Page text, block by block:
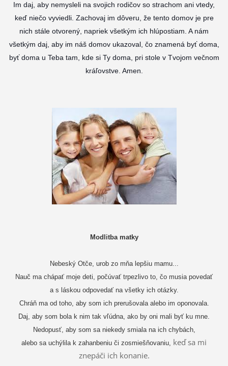
Im daj, aby nemysleli na svojich rodičov so strachom ani vtedy,
keď niečo vyviedli. Zachovaj im dôveru, že tento domov je pre
nich stále otvorený, napriek všetkým ich hlúpostiam. A nám
všetkým daj, aby im náš domov ukazoval, čo znamená byť doma,
byť doma u Teba tam, kde si Ty doma, pri stole v Tvojom večnom
kráľovstve. Amen.
Modlitba matky
Nebeský Otče, urob zo mňa lepšiu mamu...
Nauč ma chápať moje deti, počúvať trpezlivo to, čo musia povedať
a s láskou odpovedať na všetky ich otázky.
Chráň ma od toho, aby som ich prerušovala alebo im oponovala.
Daj, aby som bola k nim tak vľúdna, ako by oni mali byť ku mne.
Nedopusť, aby som sa niekedy smiala na ich chybách,
alebo sa uchýlila k zahanbeniu či zosmiešňovaniu, keď sa mi
znepáči ich konanie.